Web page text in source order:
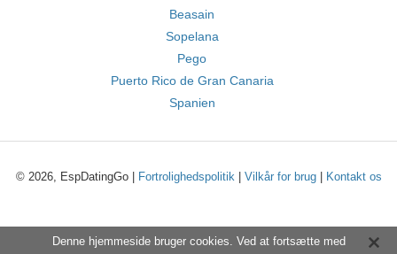
Beasain
Sopelana
Pego
Puerto Rico de Gran Canaria
Spanien
© 2026, EspDatingGo | Fortrolighedspolitik| Vilkår for brug| Kontakt os
Denne hjemmeside bruger cookies. Ved at fortsætte med